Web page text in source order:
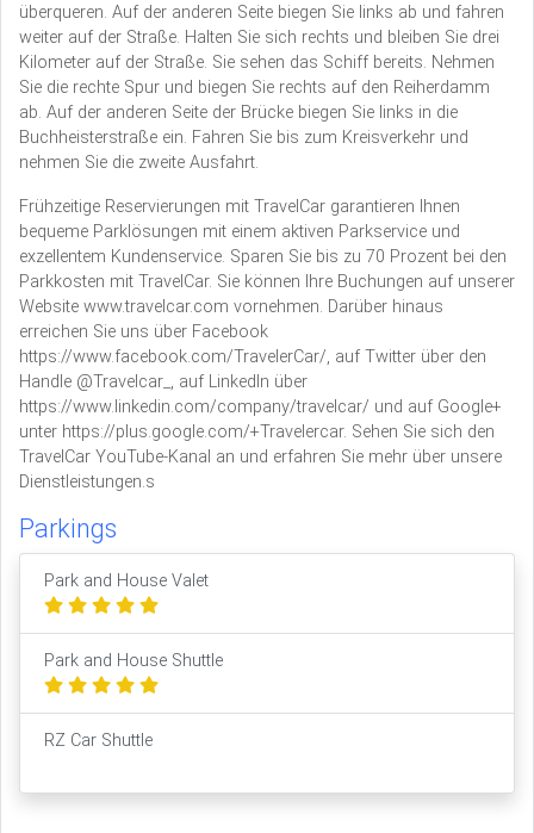
überqueren. Auf der anderen Seite biegen Sie links ab und fahren
weiter auf der Straße. Halten Sie sich rechts und bleiben Sie drei
Kilometer auf der Straße. Sie sehen das Schiff bereits. Nehmen
Sie die rechte Spur und biegen Sie rechts auf den Reiherdamm
ab. Auf der anderen Seite der Brücke biegen Sie links in die
Buchheisterstraße ein. Fahren Sie bis zum Kreisverkehr und
nehmen Sie die zweite Ausfahrt.
Frühzeitige Reservierungen mit TravelCar garantieren Ihnen
bequeme Parklösungen mit einem aktiven Parkservice und
exzellentem Kundenservice. Sparen Sie bis zu 70 Prozent bei den
Parkkosten mit TravelCar. Sie können Ihre Buchungen auf unserer
Website www.travelcar.com vornehmen. Darüber hinaus
erreichen Sie uns über Facebook
https://www.facebook.com/TravelerCar/, auf Twitter über den
Handle @Travelcar_, auf LinkedIn über
https://www.linkedin.com/company/travelcar/ und auf Google+
unter https://plus.google.com/+Travelercar. Sehen Sie sich den
TravelCar YouTube-Kanal an und erfahren Sie mehr über unsere
Dienstleistungen.s
Parkings
Park and House Valet
Park and House Shuttle
RZ Car Shuttle